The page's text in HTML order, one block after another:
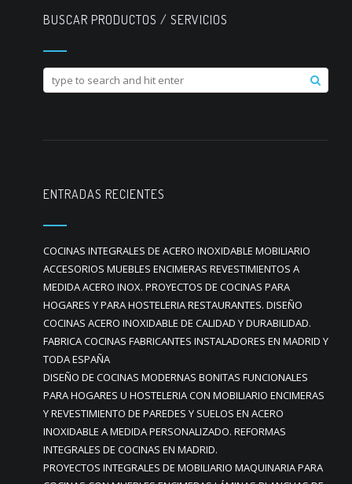
BUSCAR PRODUCTOS / SERVICIOS
ENTRADAS RECIENTES
COCINAS INTEGRALES DE ACERO INOXIDABLE MOBILIARIO
ACCESORIOS MUEBLES ENCIMERAS REVESTIMIENTOS A
MEDIDA ACERO INOX. PROYECTOS DE COCINAS PARA
HOGARES Y PARA HOSTELERIA RESTAURANTES. DISEÑO
COCINAS ACERO INOXIDABLE DE CALIDAD Y DURABILIDAD.
FABRICA COCINAS FABRICANTES INSTALADORES EN MADRID Y
TODA ESPAÑA
DISEÑO DE COCINAS MODERNAS BONITAS FUNCIONALES
PARA HOGARES U HOSTELERIA CON MOBILIARIO ENCIMERAS
Y REVESTIMIENTO DE PAREDES Y SUELOS EN ACERO
INOXIDABLE A MEDIDA PERSONALIZADO. REFORMAS
INTEGRALES DE COCINAS EN MADRID.
PROYECTOS INTEGRALES DE MOBILIARIO MAQUINARIA PARA